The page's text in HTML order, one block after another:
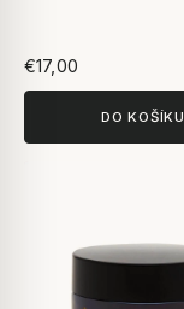
€17,00
DO KOŠÍKU